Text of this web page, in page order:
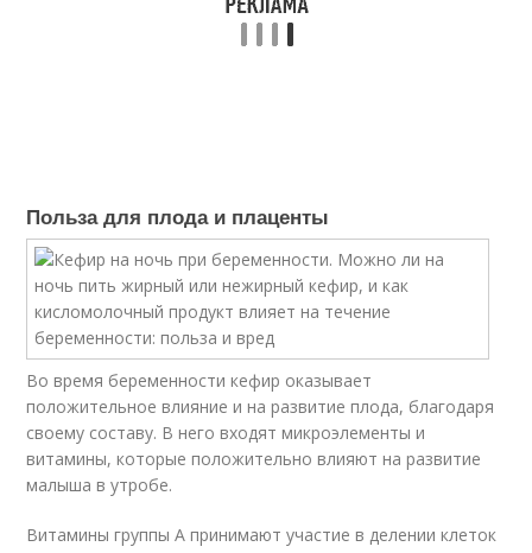
Польза для плода и плаценты
Во время беременности кефир оказывает
положительное влияние и на развитие плода, благодаря
своему составу. В него входят микроэлементы и
витамины, которые положительно влияют на развитие
малыша в утробе.
Витамины группы А принимают участие в делении клеток